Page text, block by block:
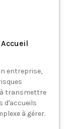
entreprise,
à transmettre
d'accueils
à gérer.